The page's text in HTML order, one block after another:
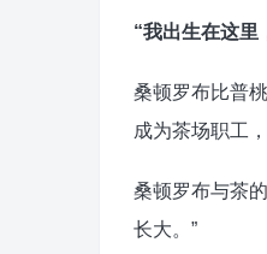
“我出生在这里
桑顿罗布比普
成为茶场职工
桑顿罗布与茶
长大。”